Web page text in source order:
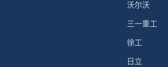
沃尔沃
三一重工
徐工
日立